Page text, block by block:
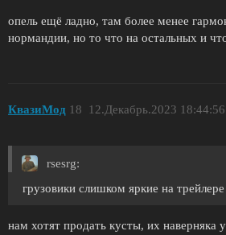
опель ещё ладно, там более менее
нормандии, но то что на остальных и
КвазиМод 12.Декабрь.2023 18:44:56
18
rsesrg:
грузовики слишком яркие на трейлере
нам хотят продать кусты, их наверняка